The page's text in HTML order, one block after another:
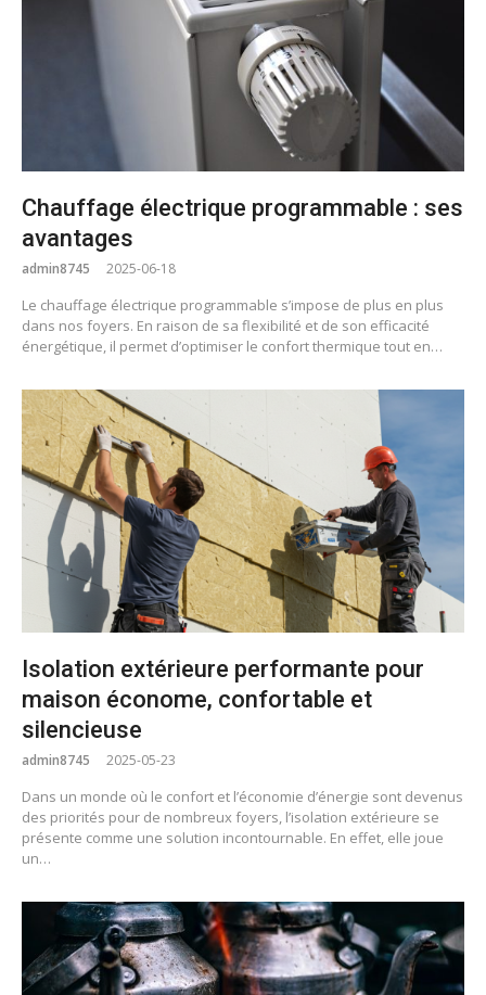
Chauffage électrique programmable : ses
avantages
admin8745 2025-06-18
Le chauffage électrique programmable s’impose de plus en plus
dans nos foyers. En raison de sa flexibilité et de son efficacité
énergétique, il permet d’optimiser le confort thermique tout en…
Isolation extérieure performante pour
maison économe, confortable et
silencieuse
admin8745 2025-05-23
Dans un monde où le confort et l’économie d’énergie sont devenus
des priorités pour de nombreux foyers, l’isolation extérieure se
présente comme une solution incontournable. En effet, elle joue
un…